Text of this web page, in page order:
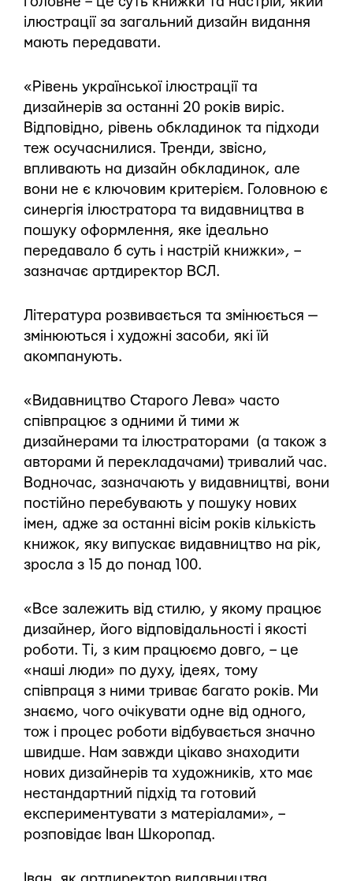
ілюстрації за загальний дизайн видання
мають передавати.
«Рівень української ілюстрації та
дизайнерів за останні 20 років виріс.
Відповідно, рівень обкладинок та підходи
теж осучаснилися. Тренди, звісно,
впливають на дизайн обкладинок, але
вони не є ключовим критерієм. Головною є
синергія ілюстратора та видавництва в
пошуку оформлення, яке ідеально
передавало б суть і настрій книжки», –
зазначає артдиректор ВСЛ.
Література розвивається та змінюється —
змінюються і художні засоби, які їй
акомпанують.
«Видавництво Старого Лева» часто
співпрацює з одними й тими ж
дизайнерами та ілюстраторами (а також з
авторами й перекладачами) тривалий час.
Водночас, зазначають у видавництві, вони
постійно перебувають у пошуку нових
імен, адже за останні вісім років кількість
книжок, яку випускає видавництво на рік,
зросла з 15 до понад 100.
«Все залежить від стилю, у якому працює
дизайнер, його відповідальності і якості
роботи. Ті, з ким працюємо довго, – це
«наші люди» по духу, ідеях, тому
співпраця з ними триває багато років. Ми
знаємо, чого очікувати одне від одного,
тож і процес роботи відбувається значно
швидше. Нам завжди цікаво знаходити
нових дизайнерів та художників, хто має
нестандартний підхід та готовий
експериментувати з матеріалами», –
розповідає Іван Шкоропад.